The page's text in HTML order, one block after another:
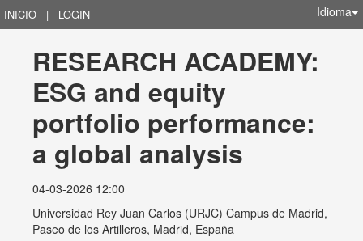
INICIO | LOGIN Idioma
RESEARCH ACADEMY:
ESG and equity
portfolio performance:
a global analysis
04-03-2026 12:00
Universidad Rey Juan Carlos (URJC) Campus de Madrid,
Paseo de los Artilleros, Madrid, España